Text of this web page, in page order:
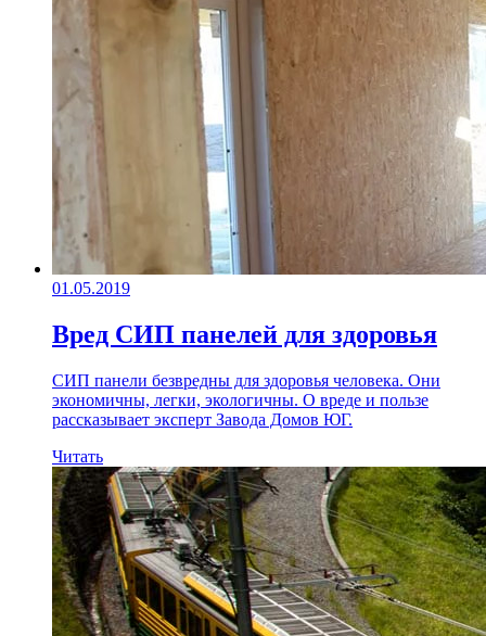
01.05.2019
Вред СИП панелей для здоровья
СИП панели безвредны для здоровья человека. Они
экономичны, легки, экологичны. О вреде и пользе
рассказывает эксперт Завода Домов ЮГ.
Читать